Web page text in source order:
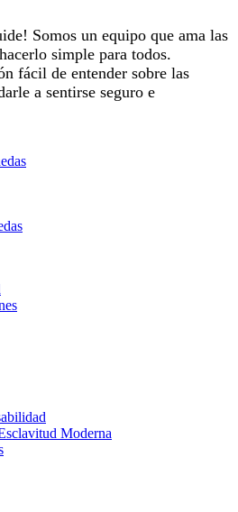
Somos un equipo que ama las
simple para todos.
fácil de entender sobre las
a sentirse seguro e
Moderna